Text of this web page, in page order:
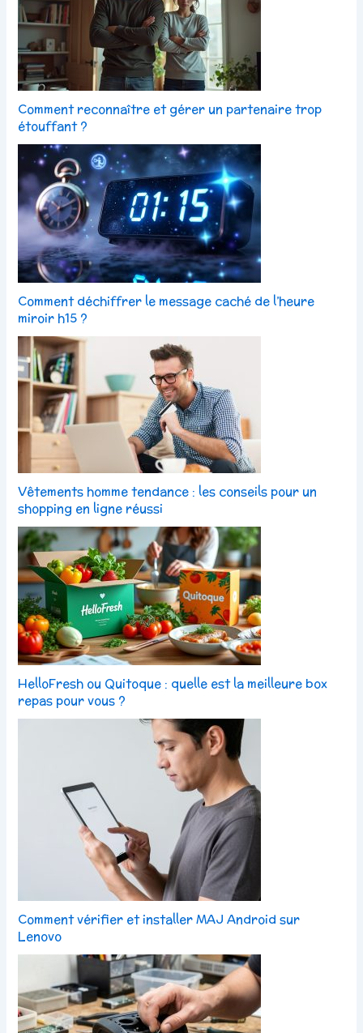
Comment reconnaître et gérer un partenaire trop
étouffant ?
Comment déchiffrer le message caché de l’heure
miroir h15 ?
Vêtements homme tendance : les conseils pour un
shopping en ligne réussi
HelloFresh ou Quitoque : quelle est la meilleure box
repas pour vous ?
Comment vérifier et installer MAJ Android sur
Lenovo